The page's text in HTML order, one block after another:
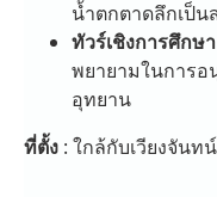
น้ำตกตาดลึกเป็
ทัวร์เชิงการศึกษา
พยายามในการอ
อุทยาน
ที่ตั้ง : ใกล้กับเวียงจันท